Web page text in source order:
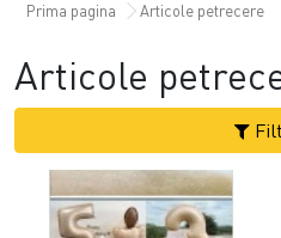
Prima pagina Articole petrecere
Articole